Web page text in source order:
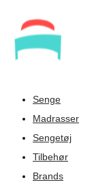
Senge
Madrasser
Sengetøj
Tilbehør
Brands